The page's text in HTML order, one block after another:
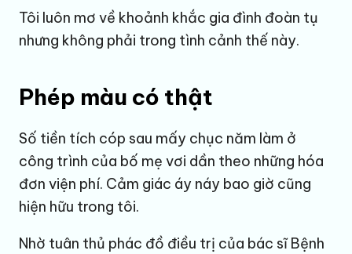
Tôi luôn mơ về khoảnh khắc gia đình đoàn tụ
nhưng không phải trong tình cảnh thế này.
Phép màu có thật
Số tiền tích cóp sau mấy chục năm làm ở
công trình của bố mẹ vơi dần theo những hóa
đơn viện phí. Cảm giác áy náy bao giờ cũng
hiện hữu trong tôi.
Nhờ tuân thủ phác đồ điều trị của bác sĩ Bệnh